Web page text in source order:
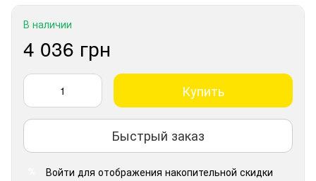
В наличии
4 036 грн
Купить
Быстрый заказ
Войти для отображения накопительной скидки